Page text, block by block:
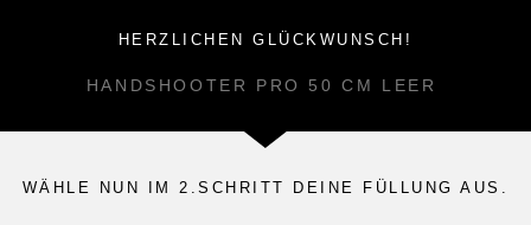
HERZLICHEN GLÜCKWUNSCH!
HANDSHOOTER PRO 50 CM LEER
WÄHLE NUN IM 2.SCHRITT DEINE FÜLLUNG AUS.